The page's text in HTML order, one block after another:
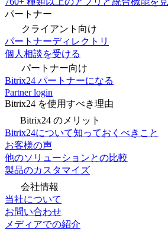
パートナー
クライアント向け
パートナーディレクトリ
個人相談を受ける
パートナー向け
Bitrix24 パートナーになる
Partner login
Bitrix24 を使用すべき理由
Bitrix24 のメリット
Bitrix24について知っておくべきこと
お客様の声
他のソリューションとの比較
製品のカスタマイズ
会社情報
当社について
お問い合わせ
メディアでの紹介